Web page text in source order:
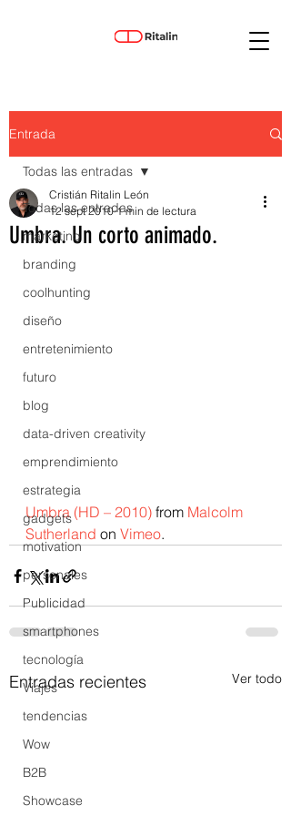
Entrada
Todas las entradas
marketing
branding
coolhunting
diseño
entretenimiento
futuro
blog
data-driven creativity
emprendimiento
estrategia
gadgets
motivation
personales
Publicidad
smartphones
tecnología
Viajes
tendencias
Wow
B2B
Showcase
Todas las entradas
Umbra. Un corto animado.
Cristián Ritalin León
12 sept 2010 1 min de lectura
Umbra (HD – 2010) from Malcolm
Sutherland on Vimeo.
Entradas recientes Ver todo